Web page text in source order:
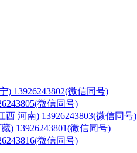
) 13926243802(微信同号)
微信同号)
西 河南) 13926243803(微信同号)
) 13926243801(微信同号)
微信同号)